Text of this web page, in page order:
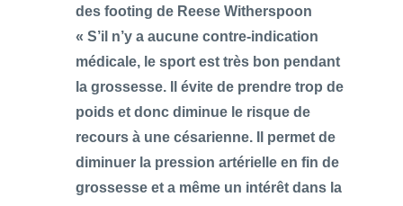
des footing de Reese Witherspoon
« S’il n’y a aucune contre-indication
médicale, le sport est très bon pendant
la grossesse. Il évite de prendre trop de
poids et donc diminue le risque de
recours à une césarienne. Il permet de
diminuer la pression artérielle en fin de
grossesse et a même un intérêt dans la